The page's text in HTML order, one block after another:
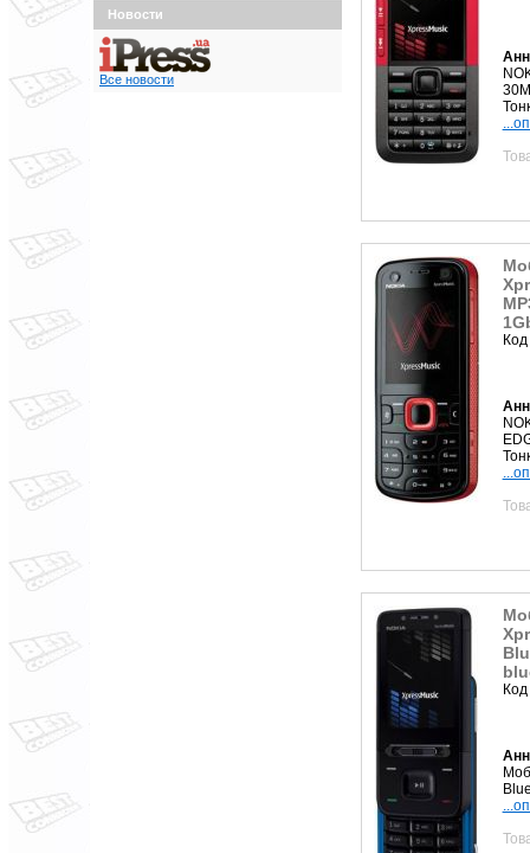
Новости
Все новости